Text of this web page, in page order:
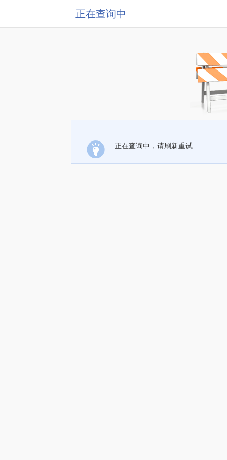
正在查询中
正在查询中，请刷新重试